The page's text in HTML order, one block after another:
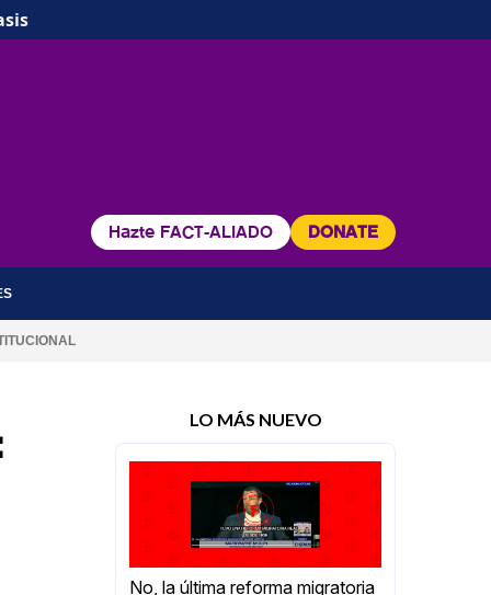
Hazte FACT-ALIADO DONATE
LO MÁS NUEVO
No, la última reforma migratoria